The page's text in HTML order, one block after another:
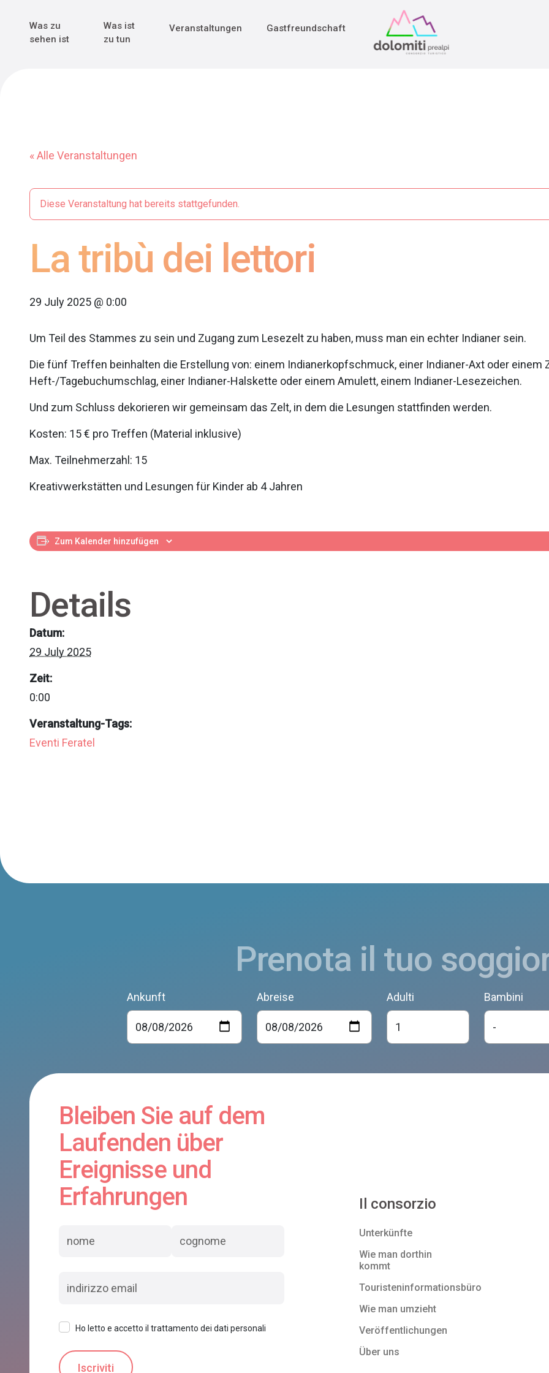
Main Navigation
Was zu
sehen ist
Was ist
zu tun
Veranstaltungen Gastfreundschaft
« Alle Veranstaltungen
Diese Veranstaltung hat bereits stattgefunden.
La tribù dei lettori
29 July 2025 @ 0:00
Um Teil des Stammes zu sein und Zugang zum Lesezelt zu haben, muss man ein echter Indianer sein.
Die fünf Treffen beinhalten die Erstellung von: einem Indianerkopfschmuck, einer Indianer-Axt oder einem
Heft-/Tagebuchumschlag, einer Indianer-Halskette oder einem Amulett, einem Indianer-Lesezeichen.
Und zum Schluss dekorieren wir gemeinsam das Zelt, in dem die Lesungen stattfinden werden.
Kosten: 15 € pro Treffen (Material inklusive)
Max. Teilnehmerzahl: 15
Kreativwerkstätten und Lesungen für Kinder ab 4 Jahren
Zum Kalender hinzufügen
Details
Datum:
29 July 2025
Zeit:
0:00
Veranstaltung-Tags:
Eventi Feratel
Prenota il tuo
Ankunft Abreise Adulti Bambini
Bleiben Sie auf dem
Laufenden über
Ereignisse und
Erfahrungen
Ho letto e accetto il trattamento dei dati personali
Il consorzio
Unterkünfte
Wie man dorthin
kommt
Touristeninformationsbüro
Wie man umzieht
Veröffentlichungen
Über uns